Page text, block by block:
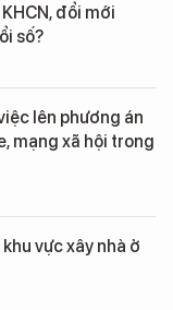
đổi mới
số?
lên phương án
mạng xã hội trong
vực xây nhà ở